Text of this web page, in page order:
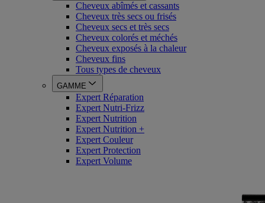
Cheveux abîmés et cassants
Cheveux très secs ou frisés
Cheveux secs et très secs
Cheveux colorés et méchés
Cheveux exposés à la chaleur
Cheveux fins
Tous types de cheveux
GAMME
Expert Réparation
Expert Nutri-Frizz
Expert Nutrition
Expert Nutrition +
Expert Couleur
Expert Protection
Expert Volume